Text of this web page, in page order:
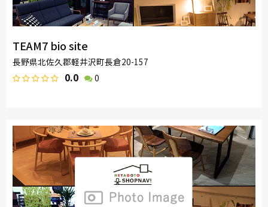
TEAM7 bio site
長野県北佐久郡軽井沢町長倉20-157
0.0 0